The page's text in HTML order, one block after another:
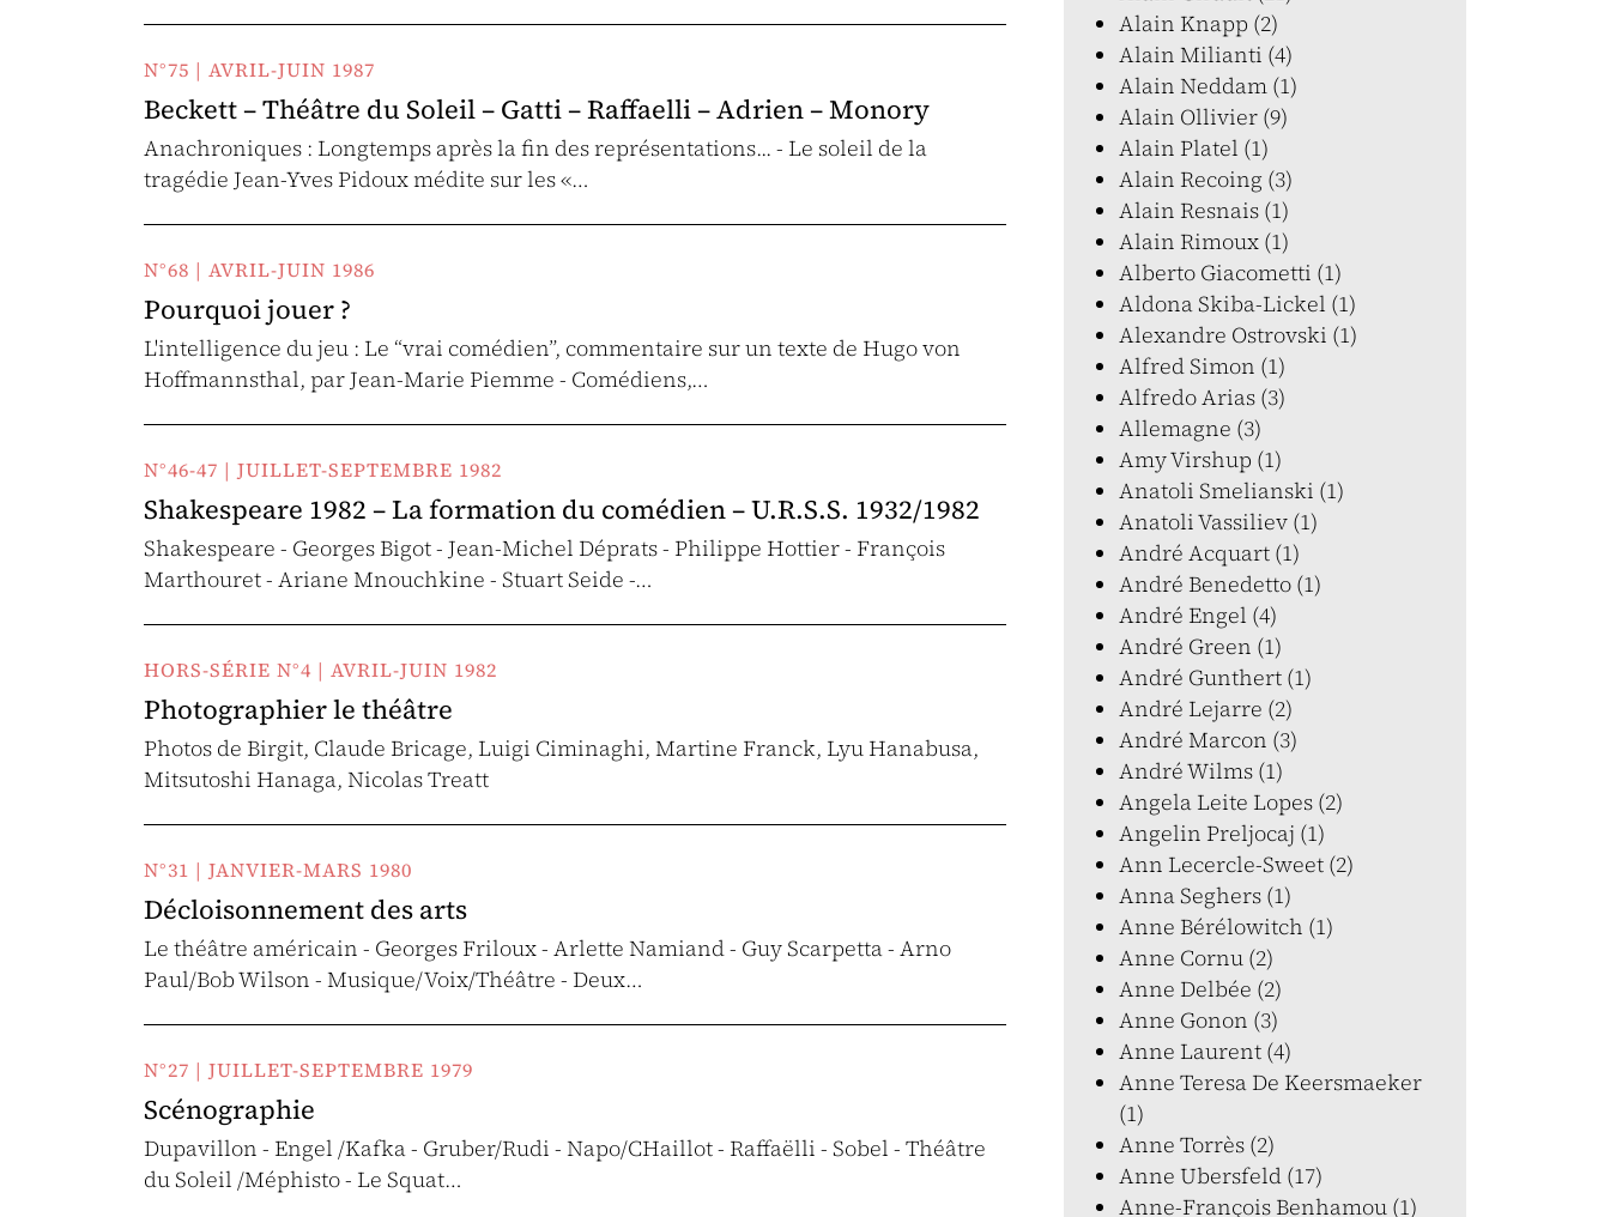
N°75 | AVRIL-JUIN 1987
Beckett – Théâtre du Soleil – Gatti – Raffaelli – Adrien – Monory
Anachroniques : Longtemps après la fin des représentations... - Le soleil de la
tragédie Jean-Yves Pidoux médite sur les «…
N°68 | AVRIL-JUIN 1986
Pourquoi jouer ?
L'intelligence du jeu : Le “vrai comédien”, commentaire sur un texte de Hugo von
Hoffmannsthal, par Jean-Marie Piemme - Comédiens,…
N°46-47 | JUILLET-SEPTEMBRE 1982
Shakespeare 1982 – La formation du comédien – U.R.S.S. 1932/1982
Shakespeare - Georges Bigot - Jean-Michel Déprats - Philippe Hottier - François
Marthouret - Ariane Mnouchkine - Stuart Seide -…
HORS-SÉRIE N°4 | AVRIL-JUIN 1982
Photographier le théâtre
Photos de Birgit, Claude Bricage, Luigi Ciminaghi, Martine Franck, Lyu Hanabusa,
Mitsutoshi Hanaga, Nicolas Treatt
N°31 | JANVIER-MARS 1980
Décloisonnement des arts
Le théâtre américain - Georges Friloux - Arlette Namiand - Guy Scarpetta - Arno
Paul/Bob Wilson - Musique/Voix/Théâtre - Deux…
N°27 | JUILLET-SEPTEMBRE 1979
Scénographie
Dupavillon - Engel /Kafka - Gruber/Rudi - Napo/CHaillot - Raffaëlli - Sobel - Théâtre
du Soleil /Méphisto - Le Squat…
Alain Knapp (2)
Alain Milianti (4)
Alain Neddam (1)
Alain Ollivier (9)
Alain Platel (1)
Alain Recoing (3)
Alain Resnais (1)
Alain Rimoux (1)
Alberto Giacometti (1)
Aldona Skiba-Lickel (1)
Alexandre Ostrovski (1)
Alfred Simon (1)
Alfredo Arias (3)
Allemagne (3)
Amy Virshup (1)
Anatoli Smelianski (1)
Anatoli Vassiliev (1)
André Acquart (1)
André Benedetto (1)
André Engel (4)
André Green (1)
André Gunthert (1)
André Lejarre (2)
André Marcon (3)
André Wilms (1)
Angela Leite Lopes (2)
Angelin Preljocaj (1)
Ann Lecercle-Sweet (2)
Anna Seghers (1)
Anne Bérélowitch (1)
Anne Cornu (2)
Anne Delbée (2)
Anne Gonon (3)
Anne Laurent (4)
Anne Teresa De Keersmaeker
(1)
Anne Torrès (2)
Anne Ubersfeld (17)
Anne-François Benhamou (1)